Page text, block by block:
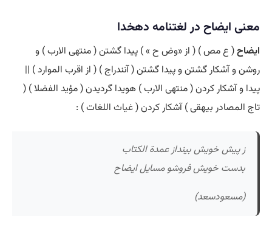
معنی ایضاح در لغتنامه دهخدا
ایضاح( ع مص ) ( از «وض ح » ) پیدا گشتن ( منتهی الارب ) و
روشن و آشکار گشتن و پیدا گشتن ( آنندراج ) ( از اقرب الموارد ) ||
پیدا و آشکار کردن ( منتهی الارب ) هویدا گردیدن ( مؤید الفضلا ) (
تاج المصادر بیهقی ) آشکار کردن (غیاث اللغات ) :
ز پیش خویش بینداز عمدة الکتاب
بدست خویش فروشو مسایل ایضاح
(مسعودسعد)